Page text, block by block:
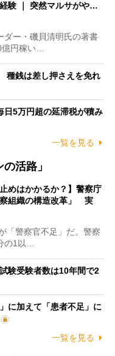
験 ｜ 突然マルサがや…
ー・磯貝清明氏の著書
億円稼い…
種銭は差し押さえを免れ
5万円超の延滞税が積み
一覧を見る
活路」
めはかかるか？】警察庁
組織の構造改革」 実
「警察官不足」だ。警察
の1以…
験受験者数は10年間で2
に加えて「患者不足」に
一覧を見る